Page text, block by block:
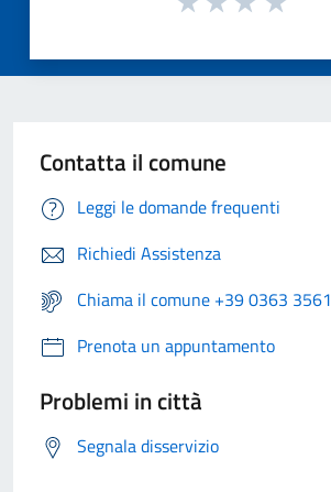
Contatta il comune
Leggi le domande frequenti
Richiedi Assistenza
Chiama il comune +39 0363 3561
Prenota un appuntamento
Problemi in città
Segnala disservizio